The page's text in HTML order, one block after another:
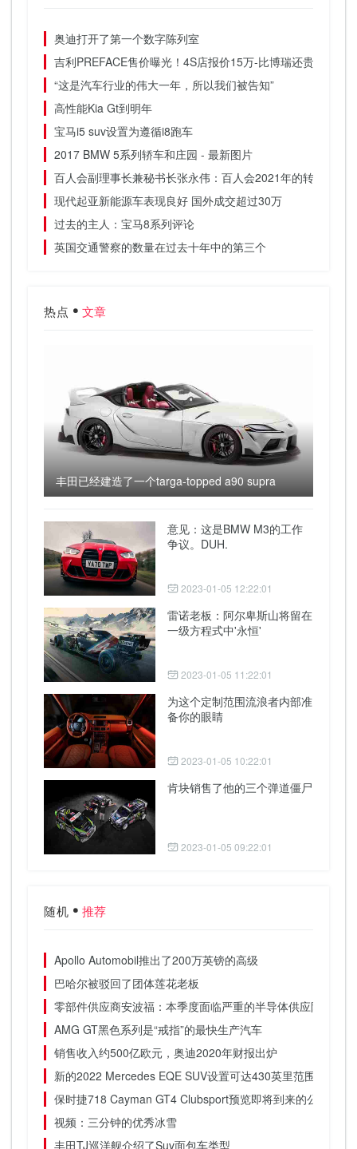
奥迪打开了第一个数字陈列室
吉利PREFACE售价曝光！4S店报价15万-比博瑞还贵
“这是汽车行业的伟大一年，所以我们被告知”
高性能Kia Gt到明年
宝马i5 suv设置为遵循i8跑车
2017 BMW 5系列轿车和庄园 - 最新图片
百人会副理事长兼秘书长张永伟：百人会2021年的转型方向
现代起亚新能源车表现良好 国外成交超过30万
过去的主人：宝马8系列评论
英国交通警察的数量在过去十年中的第三个
热点 文章
丰田已经建造了一个targa-topped a90 supra
意见：这是BMW M3的工作
争议。DUH.
2023-01-05 12:22:01
雷诺老板：阿尔卑斯山将留在
一级方程式中'永恒'
2023-01-05 11:22:01
为这个定制范围流浪者内部准
备你的眼睛
2023-01-05 10:22:01
肯块销售了他的三个弹道僵尸
2023-01-05 09:22:01
随机 推荐
Apollo Automobil推出了200万英镑的高级
巴哈尔被驳回了团体莲花老板
零部件供应商安波福：本季度面临严重的半导体供应限制
AMG GT黑色系列是“戒指”的最快生产汽车
销售收入约500亿欧元，奥迪2020年财报出炉
新的2022 Mercedes EQE SUV设置可达430英里范围
保时捷718 Cayman GT4 Clubsport预览即将到来的公路车
视频：三分钟的优秀冰雪
丰田TJ巡洋舰介绍了Suv面包车类型